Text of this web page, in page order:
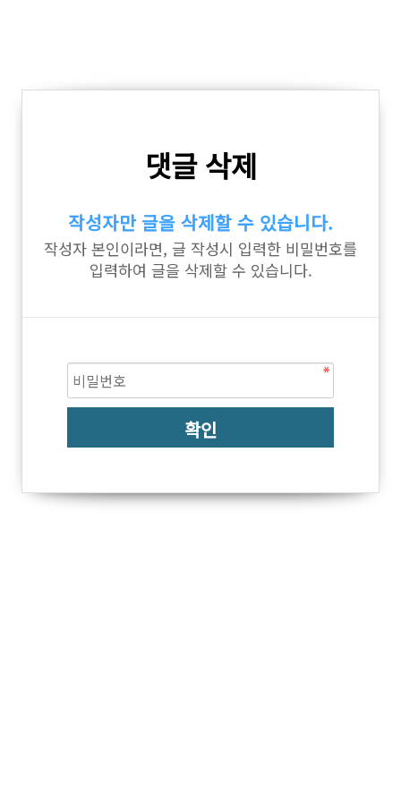
댓글 삭제
작성자만 글을 삭제할 수 있습니다.
작성자 본인이라면, 글 작성시 입력한 비밀번호를
입력하여 글을 삭제할 수 있습니다.